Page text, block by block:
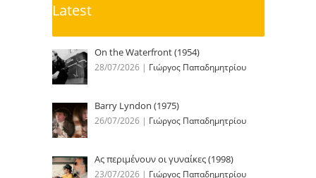
Latest
On the Waterfront (1954)
28/07/2026 | Γιώργος Παπαδημητρίου
Barry Lyndon (1975)
26/07/2026 | Γιώργος Παπαδημητρίου
Ας περιμένουν οι γυναίκες (1998)
23/07/2026 | Γιώργος Παπαδημητρίου